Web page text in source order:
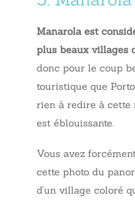
Manarola est
plus beaux villages
donc pour le coup
touristique que
rien à redire à cette
est éblouissante.
Vous avez
cette photo du
d’un village coloré